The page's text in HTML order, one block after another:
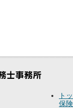
ト
保